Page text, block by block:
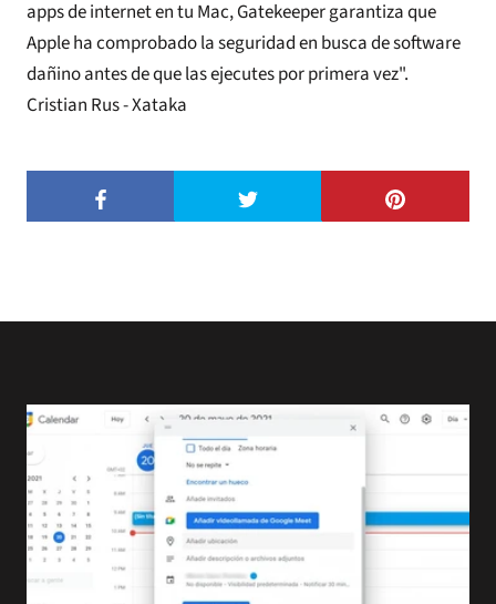
apps de internet en tu Mac, Gatekeeper garantiza que
Apple ha comprobado la seguridad en busca de software
dañino antes de que las ejecutes por primera vez".
Cristian Rus - Xataka